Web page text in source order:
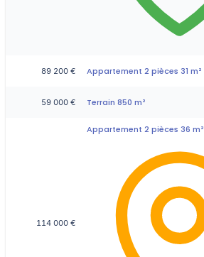
89 200 € Appartement 2 pièces 31 m²
59 000 € Terrain 850 m²
114 000 €
Appartement 2 pièces 36 m²